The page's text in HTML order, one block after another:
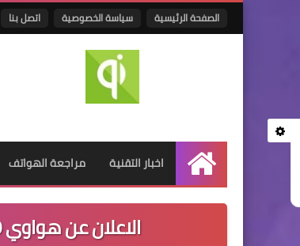
الصفحة الرئيسية سياسة الخصوصية اتصل بنا
الرئيسية
اخبار التقنية مراجعة الهواتف
الاعلان عن هواوي Mate 50 في يوم 6 من شهر سبتمبر القادم